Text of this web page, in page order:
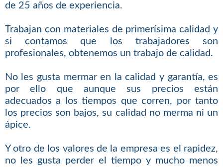
de 25 años de experiencia.
Trabajan con materiales de primerísima calidad y
si contamos que los trabajadores son
profesionales, obtenemos un trabajo de calidad.
No les gusta mermar en la calidad y garantía, es
por ello que aunque sus precios están
adecuados a los tiempos que corren, por tanto
los precios son bajos, su calidad no merma ni un
ápice.
Y otro de los valores de la empresa es el rapidez,
no les gusta perder el tiempo y mucho menos